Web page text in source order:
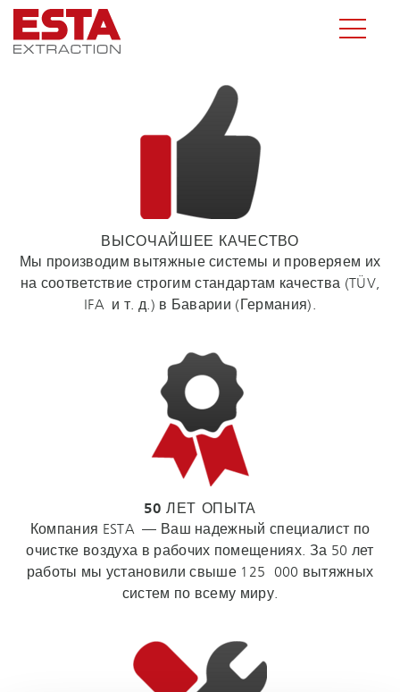
ВЫСОЧАЙШЕЕ КАЧЕСТВО
Мы производим вытяжные системы и проверяем их
на соответствие строгим стандартам качества (TÜV,
IFA и т. д.) в Баварии (Германия).
50 ЛЕТ ОПЫТА
Компания ESTA — Ваш надежный специалист по
очистке воздуха в рабочих помещениях. За 50 лет
работы мы установили свыше 125 000 вытяжных
систем по всему миру.